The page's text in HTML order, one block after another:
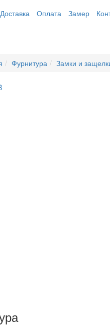
Доставка Оплата Замер
Фурнитура Замки и